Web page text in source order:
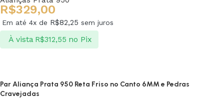
R$329,00
Em até 4x de R$82,25 sem juros
À vista R$312,55 no Pix
Par Aliança Prata 950 Reta Friso no Canto 6MM e Pedras
Cravejadas